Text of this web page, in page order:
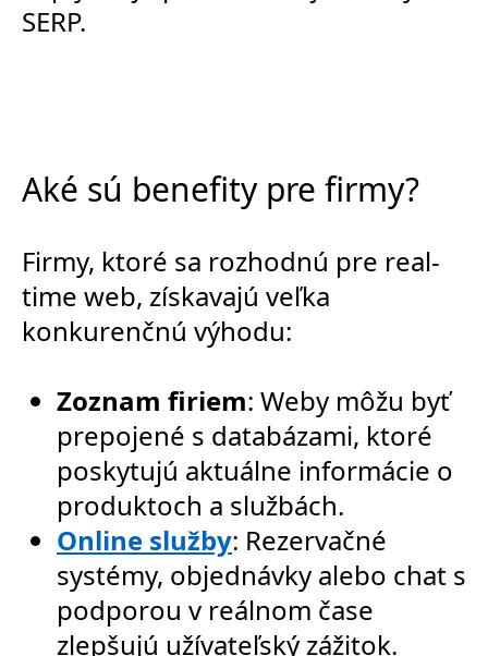
SERP.
Aké sú benefity pre firmy?
Firmy, ktoré sa rozhodnú pre real-
time web, získavajú veľka
konkurenčnú výhodu:
Zoznam firiem: Weby môžu byť
prepojené s databázami, ktoré
poskytujú aktuálne informácie o
produktoch a službách.
Online služby: Rezervačné
systémy, objednávky alebo chat s
podporou v reálnom čase
zlepšujú užívateľský zážitok.